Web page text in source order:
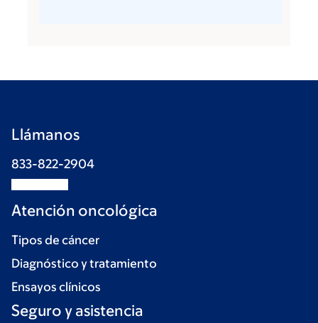
Llámanos
833-822-2904
Atención oncológica
Tipos de cáncer
Diagnóstico y tratamiento
Ensayos clínicos
Seguro y asistencia